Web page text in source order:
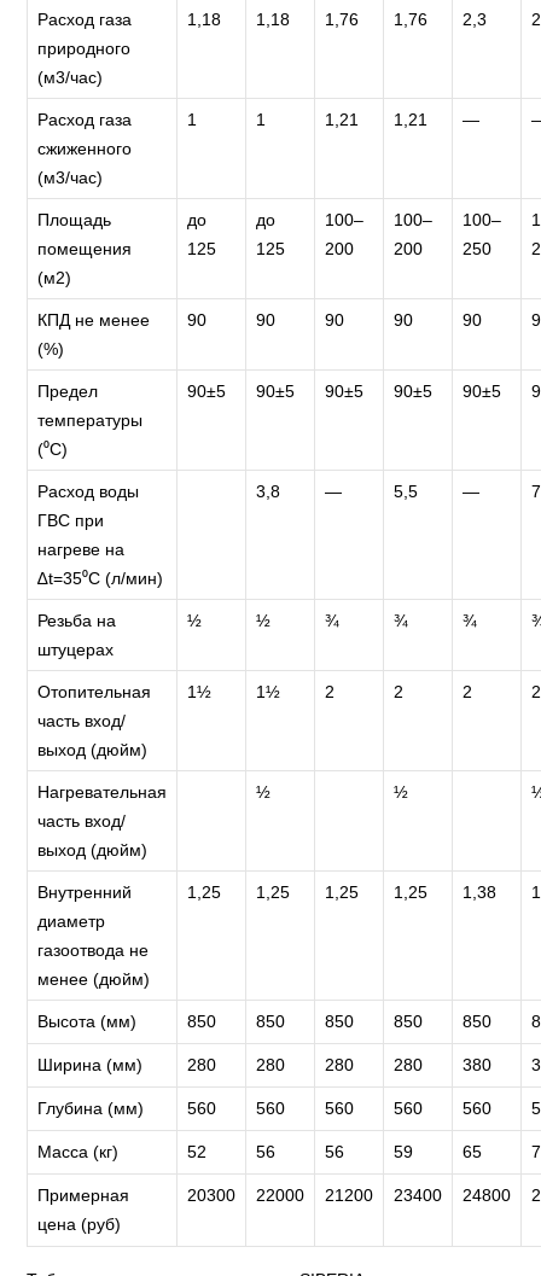
Расход газа
природного
(м3/час)
1,18 1,18 1,76 1,76 2,3
Расход газа
сжиженного
(м3/час)
1 1 1,21 1,21 —
Площадь
помещения
(м2)
до
125
до
125
100–
200
100–
200
100–
250
КПД не менее
(%)
90 90 90 90 90
Предел
температуры
(⁰C)
90±5 90±5 90±5 90±5 90±5
Расход воды
ГВС при
нагреве на
∆t=35⁰C (л/мин)
3,8 — 5,5 — 7
Резьба на
штуцерах
½ ½ ¾ ¾ ¾
Отопительная
часть вход/
выход (дюйм)
1½ 1½ 2 2 2 2
Нагревательная
часть вход/
выход (дюйм)
½ ½
Внутренний
диаметр
газоотвода не
менее (дюйм)
1,25 1,25 1,25 1,25 1,38
Высота (мм) 850 850 850 850 850
Ширина (мм) 280 280 280 280 380
Глубина (мм) 560 560 560 560 560
Масса (кг) 52 56 56 59 65
Примерная
цена (руб)
20300 22000 21200 23400 24800